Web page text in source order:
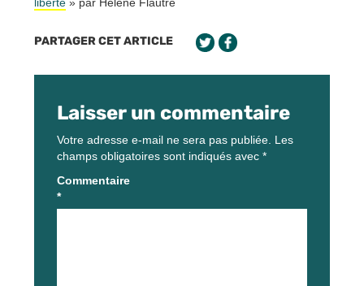
liberté » par Hélène Flautre
PARTAGER CET ARTICLE
Laisser un commentaire
Votre adresse e-mail ne sera pas publiée. Les
champs obligatoires sont indiqués avec *
Commentaire
*